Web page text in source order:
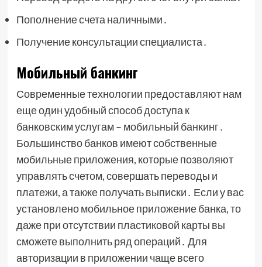
Пополнение счета наличными․
Получение консультации специалиста․
Мобильный банкинг
Современные технологии предоставляют нам
еще один удобный способ доступа к
банковским услугам – мобильный банкинг․
Большинство банков имеют собственные
мобильные приложения, которые позволяют
управлять счетом, совершать переводы и
платежи, а также получать выписки․ Если у вас
установлено мобильное приложение банка, то
даже при отсутствии пластиковой карты вы
сможете выполнить ряд операций․ Для
авторизации в приложении чаще всего